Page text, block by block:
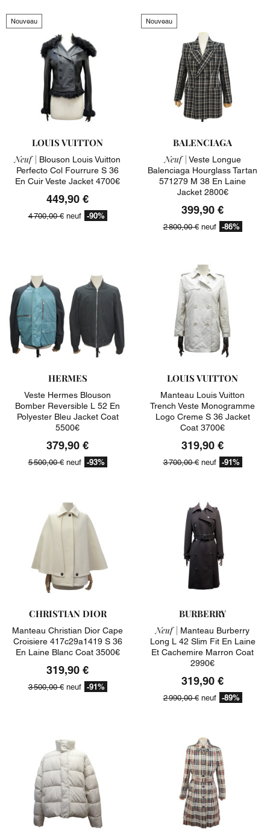
Nouveau
LOUIS VUITTON
Neuf | Blouson Louis Vuitton
Perfecto Col Fourrure S 36
En Cuir Veste Jacket 4700€
449,90 €
4 700,00 €neuf -90%
Nouveau
BALENCIAGA
Neuf | Veste Longue
Balenciaga Hourglass Tartan
571279 M 38 En Laine
Jacket 2800€
399,90 €
2 800,00 €neuf -86%
HERMES
Veste Hermes Blouson
Bomber Reversible L 52 En
Polyester Bleu Jacket Coat
5500€
379,90 €
5 500,00 €neuf -93%
LOUIS VUITTON
Manteau Louis Vuitton
Trench Veste Monogramme
Logo Creme S 36 Jacket
Coat 3700€
319,90 €
3 700,00 €neuf -91%
CHRISTIAN DIOR
Manteau Christian Dior Cape
Croisiere 417c29a1419 S 36
En Laine Blanc Coat 3500€
319,90 €
3 500,00 €neuf -91%
BURBERRY
Neuf | Manteau Burberry
Long L 42 Slim Fit En Laine
Et Cachemire Marron Coat
2990€
319,90 €
2 990,00 €neuf -89%